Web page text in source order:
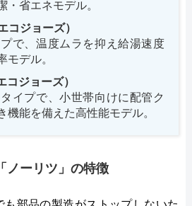
・省エネモデル。
コジョーズ）
で、温度ムラを抑え給湯速度
モデル。
コジョーズ）
イプで、小世帯向けに配管ク
機能を備えた高性能モデル。
ノーリツ」の特徴